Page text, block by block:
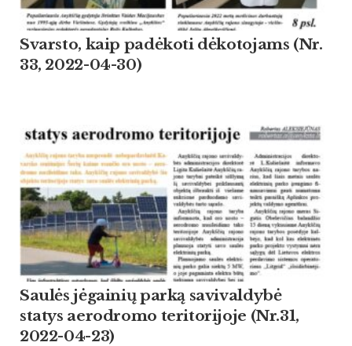
Svarsto, kaip padėkoti dėkotojams (Nr.
33, 2022-04-30)
Saulės jėgainių parką savivaldybė
statys aerodromo teritorijoje (Nr.31,
2022-04-23)